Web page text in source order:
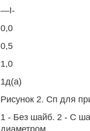
—I-
0,0
0,5
1,0
1д(а)
Рисунок 2. Сп для
1 - Без шайб. 2 - С
диаметром